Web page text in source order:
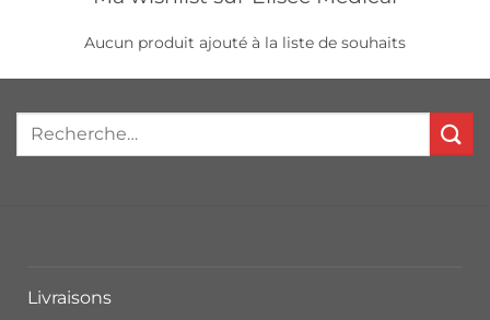
Aucun produit ajouté à la liste de souhaits
Livraisons